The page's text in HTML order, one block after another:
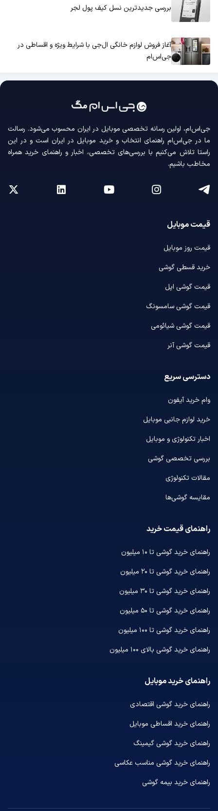
بررسی جدیدترین نسل کیف پول لجر
آغاز فروش لوازم خانگی ال‌جی با شرایط ویژه و اقساطی در
جی‌اس‌ام
جی‌اس‌ام، اولین رسانه‌ تخصصی موبایل در ایران محسوب می‌شود. رسالت
ما در جی‌اس‌ام راهنمای انتخاب و خرید موبایل در ایران است و در این
راستا تلاش می‌کنیم با بررسی‌های تخصصی، اخبار و راهنمای خرید همراه
مخاطب باشیم.
قیمت موبایل
قیمت روز موبایل
خرید قسطی گوشی
قیمت گوشی اپل
قیمت گوشی سامسونگ
قیمت گوشی شیائومی
قیمت گوشی آنر
دسترسی سریع
وام خرید آیفون
خرید لوازم جانبی موبایل
اخبار تکنولوژی و موبایل
بررسی تخصصی گوشی
مقالات تکنولوژی
مقایسه گوشی‌ها
راهنمای قیمت خرید
راهنمای خرید گوشی تا ۱۰ میلیون
راهنمای خرید گوشی تا ۲۰ میلیون
راهنمای خرید گوشی تا ۳۰ میلیون
راهنمای خرید گوشی تا ۵۰ میلیون
راهنمای خرید گوشی تا ۱۰۰ میلیون
راهنمای خرید گوشی بالای ۱۰۰ میلیون
راهنمای خرید موبایل
راهنمای خرید گوشی اقتصادی
راهنمای خرید اقساطی موبایل
راهنمای خرید گوشی گیمینگ
راهنمای خرید گوشی مناسب عکاسی
راهنمای خرید بیمه گوشی